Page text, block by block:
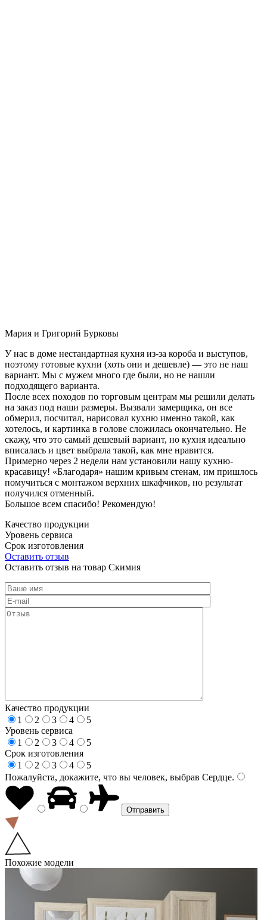
Мария и Григорий Бурковы
У нас в доме нестандартная кухня из-за короба и выступов,
поэтому готовые кухни (хоть они и дешевле) — это не наш
вариант. Мы с мужем много где были, но не нашли
подходящего варианта.
После всех походов по торговым центрам мы решили делать
на заказ под наши размеры. Вызвали замерщика, он все
обмерил, посчитал, нарисовал кухню именно такой, как
хотелось, и картинка в голове сложилась окончательно. Не
скажу, что это самый дешевый вариант, но кухня идеально
вписалась и цвет выбрала такой, как мне нравится.
Примерно через 2 недели нам установили нашу кухню-
красавицу! «Благодаря» нашим кривым стенам, им пришлось
помучиться с монтажом верхних шкафчиков, но результат
получился отменный.
Большое всем спасибо! Рекомендую!
Качество продукции
Уровень сервиса
Срок изготовления
Оставить отзыв
Оставить отзыв на товар Скимия
Качество продукции
1
2 3 4
5
Уровень сервиса
1
2 3 4
5
Срок изготовления
1
2 3 4
5
Пожалуйста, докажите, что вы человек, выбрав Сердце.
Похожие модели